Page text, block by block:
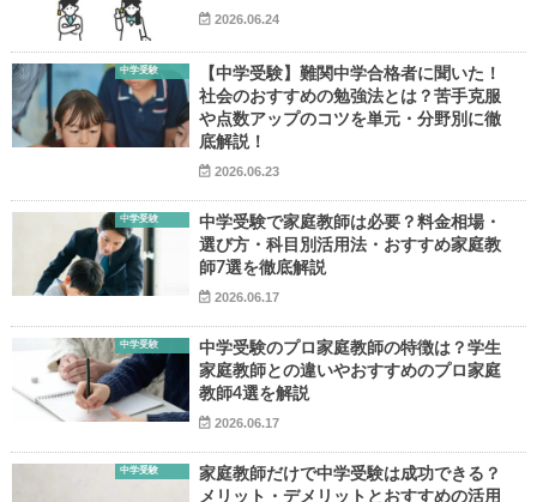
2026.06.24
中学受験
【中学受験】難関中学合格者に聞いた！
社会のおすすめの勉強法とは？苦手克服
や点数アップのコツを単元・分野別に徹
底解説！
2026.06.23
中学受験
中学受験で家庭教師は必要？料金相場・
選び方・科目別活用法・おすすめ家庭教
師7選を徹底解説
2026.06.17
中学受験
中学受験のプロ家庭教師の特徴は？学生
家庭教師との違いやおすすめのプロ家庭
教師4選を解説
2026.06.17
中学受験
家庭教師だけで中学受験は成功できる？
メリット・デメリットとおすすめの活用